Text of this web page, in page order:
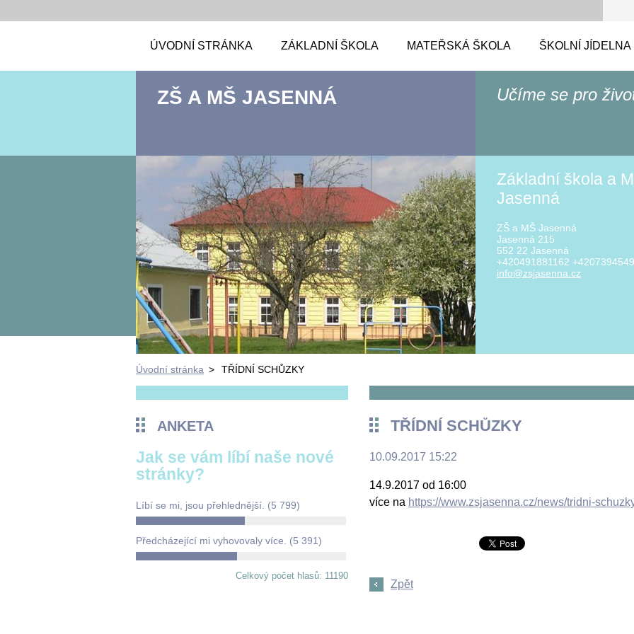
ÚVODNÍ STRÁNKA ZÁKLADNÍ ŠKOLA MATEŘSKÁ ŠKOLA ŠKOLNÍ JÍDELNA
ZŠ A MŠ JASENNÁ Učíme se pro
Základní škola a
Jasenná
ZŠ a MŠ Jasenná
Jasenná 215
552 22 Jasenná
+420491881162
info@zsjasenna.cz
Úvodní stránka > TŘÍDNÍ SCHŮZKY
ANKETA
Jak se vám líbí naše nové
stránky?
Líbí se mi, jsou přehlednější. (5 799)
Předcházející mi vyhovovaly více. (5 391)
Celkový počet hlasů: 11190
TŘÍDNÍ SCHŮZKY
10.09.2017 15:22
14.9.2017 od 16:00
více na https://www.zsjasenna.cz/news/tridni-
Zpět